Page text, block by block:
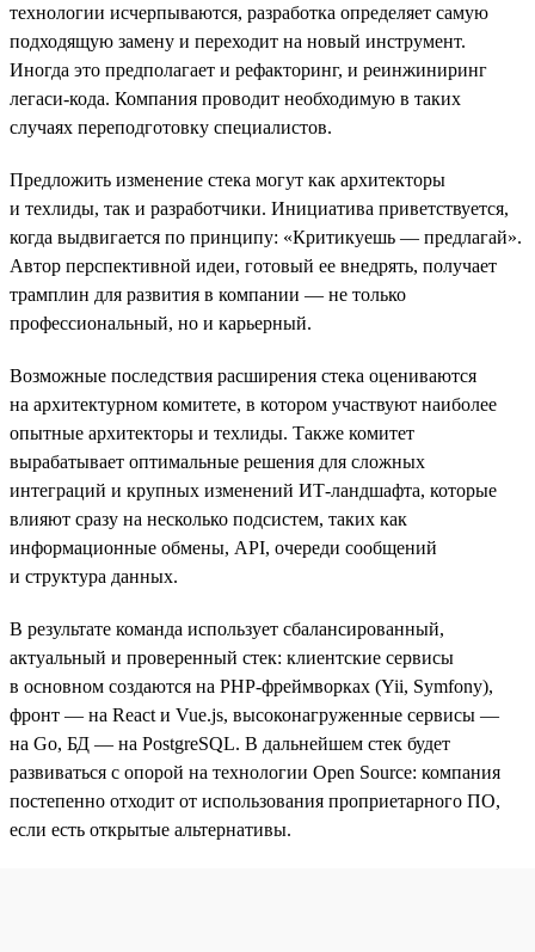
технологии исчерпываются, разработка определяет самую
подходящую замену и переходит на новый инструмент.
Иногда это предполагает и рефакторинг, и реинжиниринг
легаси-кода. Компания проводит необходимую в таких
случаях переподготовку специалистов.
Предложить изменение стека могут как архитекторы
и техлиды, так и разработчики. Инициатива приветствуется,
когда выдвигается по принципу: «Критикуешь — предлагай».
Автор перспективной идеи, готовый ее внедрять, получает
трамплин для развития в компании — не только
профессиональный, но и карьерный.
Возможные последствия расширения стека оцениваются
на архитектурном комитете, в котором участвуют наиболее
опытные архитекторы и техлиды. Также комитет
вырабатывает оптимальные решения для сложных
интеграций и крупных изменений ИТ-ландшафта, которые
влияют сразу на несколько подсистем, таких как
информационные обмены, API, очереди сообщений
и структура данных.
В результате команда использует сбалансированный,
актуальный и проверенный стек: клиентские сервисы
в основном создаются на PHP-фреймворках (Yii, Symfony),
фронт — на React и Vue.js, высоконагруженные сервисы —
на Go, БД — на PostgreSQL. В дальнейшем стек будет
развиваться с опорой на технологии Open Source: компания
постепенно отходит от использования проприетарного ПО,
если есть открытые альтернативы.